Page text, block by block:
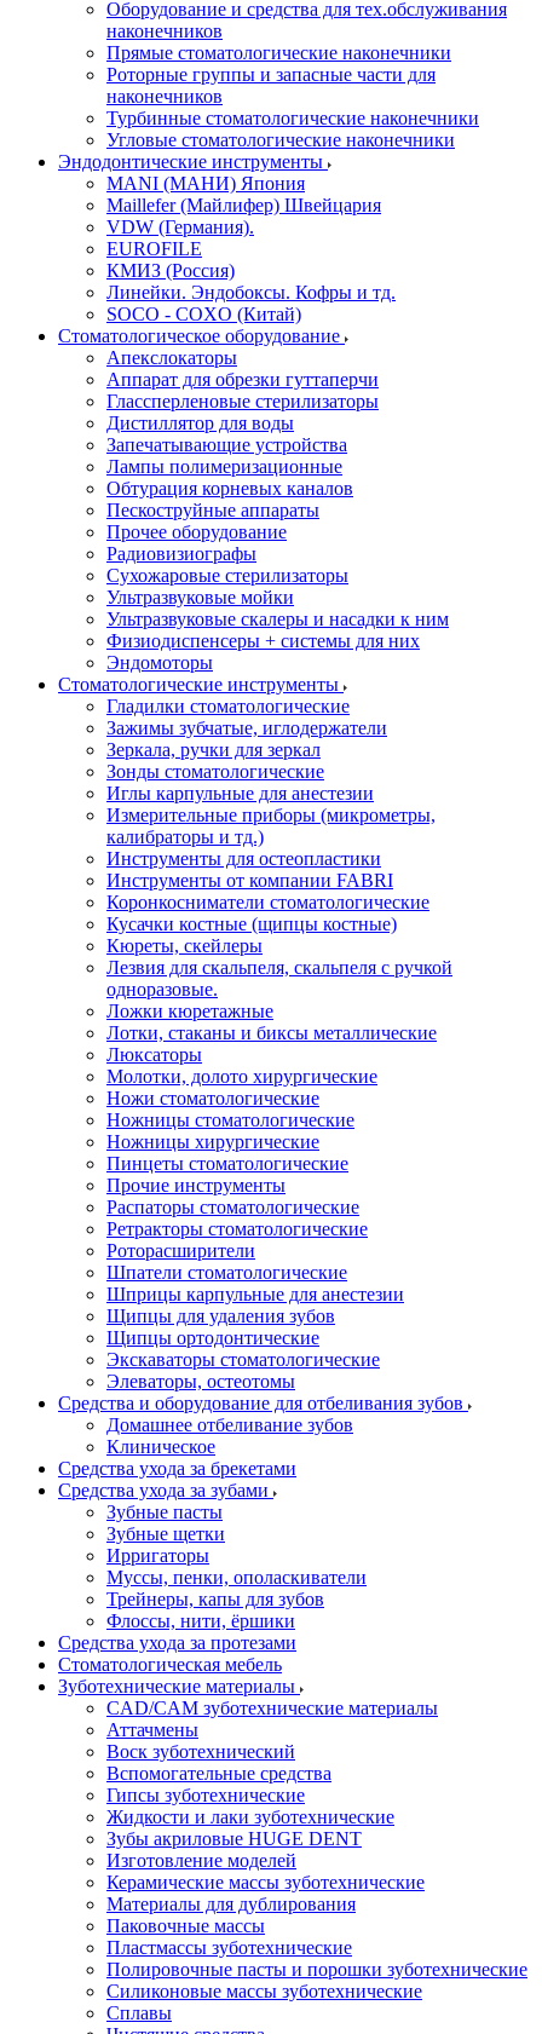
Оборудование и средства для тех.обслуживания
наконечников
Прямые стоматологические наконечники
Роторные группы и запасные части для
наконечников
Турбинные стоматологические наконечники
Угловые стоматологические наконечники
Эндодонтические инструменты
MANI (МАНИ) Япония
Maillefer (Майлифер) Швейцария
VDW (Германия).
EUROFILE
КМИЗ (Россия)
Линейки. Эндобоксы. Кофры и тд.
SOCO - COXO (Китай)
Стоматологическое оборудование
Апекслокаторы
Аппарат для обрезки гуттаперчи
Глассперленовые стерилизаторы
Дистиллятор для воды
Запечатывающие устройства
Лампы полимеризационные
Обтурация корневых каналов
Пескоструйные аппараты
Прочее оборудование
Радиовизиографы
Сухожаровые стерилизаторы
Ультразвуковые мойки
Ультразвуковые скалеры и насадки к ним
Физиодиспенсеры + системы для них
Эндомоторы
Стоматологические инструменты
Гладилки стоматологические
Зажимы зубчатые, иглодержатели
Зеркала, ручки для зеркал
Зонды стоматологические
Иглы карпульные для анестезии
Измерительные приборы (микрометры,
калибраторы и тд.)
Инструменты для остеопластики
Инструменты от компании FABRI
Коронкосниматели стоматологические
Кусачки костные (щипцы костные)
Кюреты, скейлеры
Лезвия для скальпеля, скальпеля с ручкой
одноразовые.
Ложки кюретажные
Лотки, стаканы и биксы металлические
Люксаторы
Молотки, долото хирургические
Ножи стоматологические
Ножницы стоматологические
Ножницы хирургические
Пинцеты стоматологические
Прочие инструменты
Распаторы стоматологические
Ретракторы стоматологические
Роторасширители
Шпатели стоматологические
Шприцы карпульные для анестезии
Щипцы для удаления зубов
Щипцы ортодонтические
Экскаваторы стоматологические
Элеваторы, остеотомы
Средства и оборудование для отбеливания зубов
Домашнее отбеливание зубов
Клиническое
Средства ухода за брекетами
Средства ухода за зубами
Зубные пасты
Зубные щетки
Ирригаторы
Муссы, пенки, ополаскиватели
Трейнеры, капы для зубов
Флоссы, нити, ёршики
Средства ухода за протезами
Стоматологическая мебель
Зуботехнические материалы
CAD/CAM зуботехнические материалы
Аттачмены
Воск зуботехнический
Вспомогательные средства
Гипсы зуботехнические
Жидкости и лаки зуботехнические
Зубы акриловые HUGE DENT
Изготовление моделей
Керамические массы зуботехнические
Материалы для дублирования
Паковочные массы
Пластмассы зуботехнические
Полировочные пасты и порошки зуботехнические
Силиконовые массы зуботехнические
Сплавы